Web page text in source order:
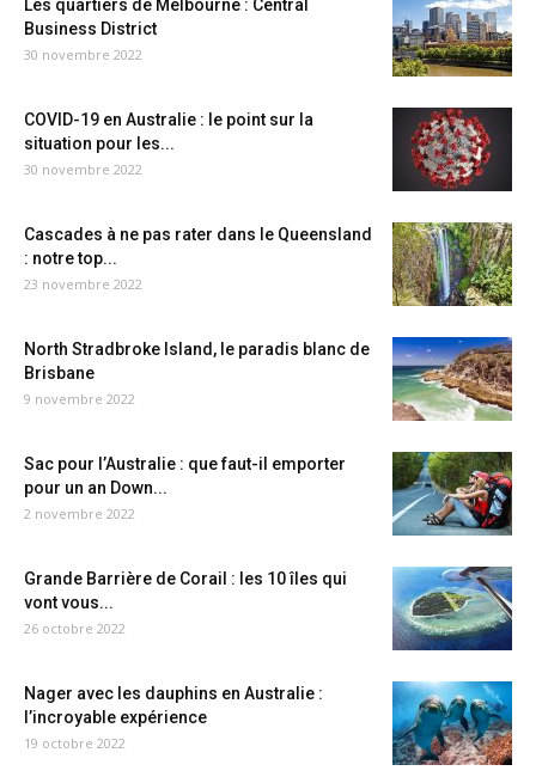
Les quartiers de Melbourne : Central
Business District
30 novembre 2022
COVID-19 en Australie : le point sur la
situation pour les...
30 novembre 2022
Cascades à ne pas rater dans le Queensland
: notre top...
23 novembre 2022
North Stradbroke Island, le paradis blanc de
Brisbane
9 novembre 2022
Sac pour l’Australie : que faut-il emporter
pour un an Down...
2 novembre 2022
Grande Barrière de Corail : les 10 îles qui
vont vous...
26 octobre 2022
Nager avec les dauphins en Australie :
l’incroyable expérience
19 octobre 2022